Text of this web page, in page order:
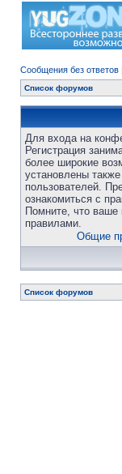
Сообщения без ответов
Список форумов
Для входа на
Регистрация
более широкие
установлены
пользователей.
ознакомиться с
Помните, что ваше
правилами.
Общие
Список форумов